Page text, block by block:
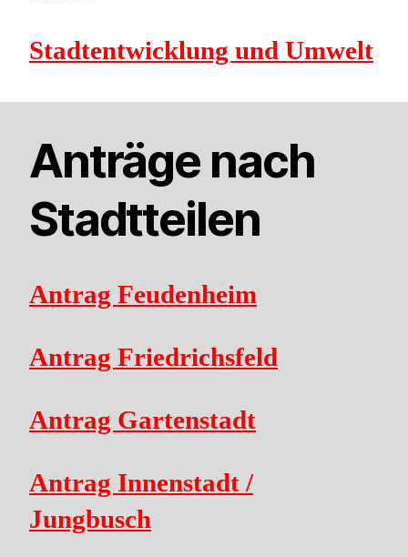
Stadtentwicklung und Umwelt
Anträge nach
Stadtteilen
Antrag Feudenheim
Antrag Friedrichsfeld
Antrag Gartenstadt
Antrag Innenstadt /
Jungbusch